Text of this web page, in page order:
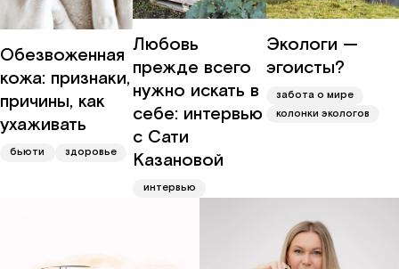
Обезвоженная
кожа: признаки,
причины, как
ухаживать
бьюти здоровье
Любовь
прежде всего
нужно искать в
себе: интервью
с Сати
Казановой
интервью
Экологи —
эгоисты?
забота о мире
колонки экологов